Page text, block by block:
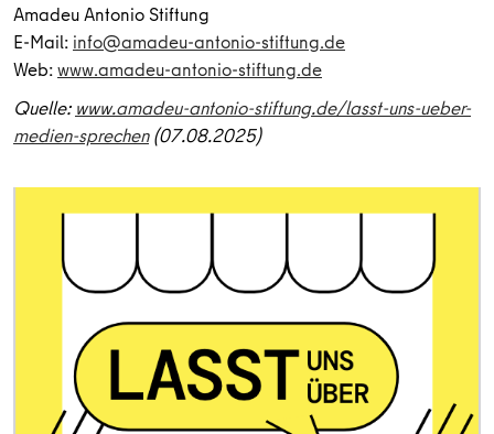
Amadeu Antonio Stiftung
E-Mail: info@amadeu-antonio-stiftung.de
Web:www.amadeu-antonio-stiftung.de
Quelle: www.amadeu-antonio-stiftung.de/lasst-uns-ueber-
medien-sprechen(07.08.2025)